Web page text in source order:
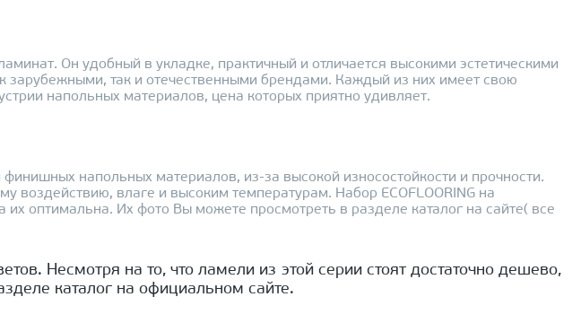
Он удобный в укладке, практичный и отличается высокими эстетическими
зарубежными, так и отечественными брендами. Каждый из них имеет свою
напольных материалов, цена которых приятно удивляет.
напольных материалов, из-за высокой износостойкости и прочности.
воздействию, влаге и высоким температурам. Набор ECOFLOORING на
оптимальна. Их фото Вы можете просмотреть в разделе каталог на сайте( все
Несмотря на то, что ламели из этой серии стоят достаточно дешево,
каталог на официальном сайте.